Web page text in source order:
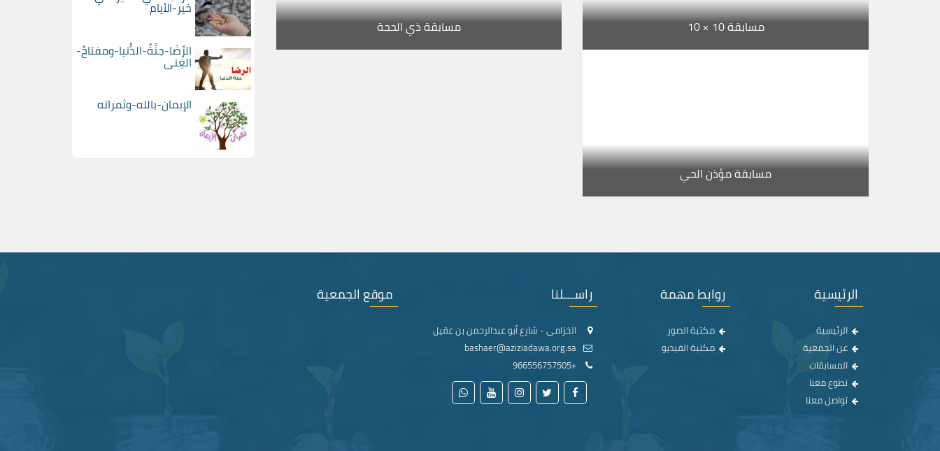
مسابقة 10 × 10 مسابقة ذي الحجة
مسابقة مؤذن الحي
خير-الأيام
الرِّضَا-جنَّةُ-الدُّنيا-ومفتاحُ-
الغِنى
الإيمان-بالله-وثمراته
الرئيسية
الرئيسية
عن الجمعية
المسابقات
تطوع معنا
تواصل معنا
روابط مهمة
مكتبة الصور
مكتبة الفيديو
راســـلنا
الخزامى - شارع أبو عبدالرحمن بن عقيل
+966556757505
موقع الجمعية